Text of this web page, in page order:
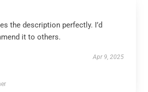
the description perfectly. I’d
it to others.
Apr 9, 2025